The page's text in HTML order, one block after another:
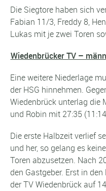
Die Siegtore haben sich
Fabian 11/3, Freddy 8,
Lukas mit je zwei Toren
Wiedenbrücker TV –
Eine weitere Niederlage
der HSG hinnehmen.
Wiedenbrück unterlag die
und Robin mit 27:35
Die erste Halbzeit verlief
und her, so gelang es
Toren abzusetzen. Nach
den Gastgeber. Erst in
der TV Wiedenbrück auf